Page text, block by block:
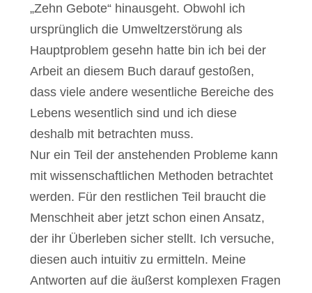
„Zehn Gebote“ hinausgeht. Obwohl ich
ursprünglich die Umweltzerstörung als
Hauptproblem gesehn hatte bin ich bei der
Arbeit an diesem Buch darauf gestoßen,
dass viele andere wesentliche Bereiche des
Lebens wesentlich sind und ich diese
deshalb mit betrachten muss.
Nur ein Teil der anstehenden Probleme kann
mit wissenschaftlichen Methoden betrachtet
werden. Für den restlichen Teil braucht die
Menschheit aber jetzt schon einen Ansatz,
der ihr Überleben sicher stellt. Ich versuche,
diesen auch intuitiv zu ermitteln. Meine
Antworten auf die äußerst komplexen Fragen